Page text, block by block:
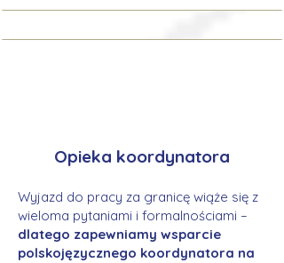
Opieka koordynatora
Wyjazd do pracy za granicę wiąże się z
wieloma pytaniami i formalnościami –
dlatego zapewniamy wsparcie
polskojęzycznego koordynatora na